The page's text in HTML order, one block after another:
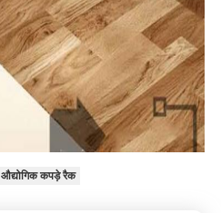
औद्योगिक कपड़े रैक